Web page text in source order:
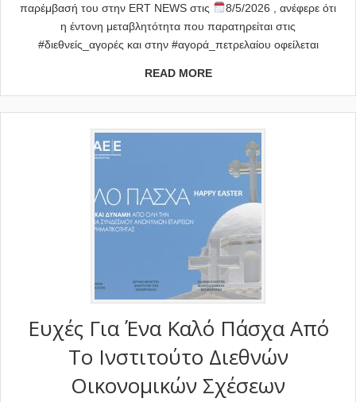
παρέμβασή του στην ERT NEWS στις
8/5/2026 , ανέφερε ότι
η έντονη μεταβλητότητα που παρατηρείται στις
#διεθνείς_αγορές και στην #αγορά_πετρελαίου οφείλεται
READ MORE
Ευχές Για Ένα Kαλό Πάσχα Από
Το Ινστιτούτο Διεθνών
Οικονομικών Σχέσεων